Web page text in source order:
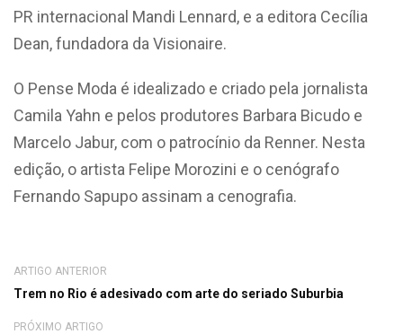
PR internacional Mandi Lennard, e a editora Cecília
Dean, fundadora da Visionaire.
O Pense Moda é idealizado e criado pela jornalista
Camila Yahn e pelos produtores Barbara Bicudo e
Marcelo Jabur, com o patrocínio da Renner. Nesta
edição, o artista Felipe Morozini e o cenógrafo
Fernando Sapupo assinam a cenografia.
ARTIGO ANTERIOR
Trem no Rio é adesivado com arte do seriado Suburbia
PRÓXIMO ARTIGO